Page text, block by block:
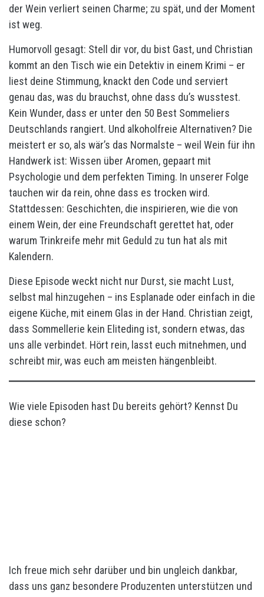
der Wein verliert seinen Charme; zu spät, und der Moment
ist weg.
Humorvoll gesagt: Stell dir vor, du bist Gast, und Christian
kommt an den Tisch wie ein Detektiv in einem Krimi – er
liest deine Stimmung, knackt den Code und serviert
genau das, was du brauchst, ohne dass du’s wusstest.
Kein Wunder, dass er unter den 50 Best Sommeliers
Deutschlands rangiert. Und alkoholfreie Alternativen? Die
meistert er so, als wär’s das Normalste – weil Wein für ihn
Handwerk ist: Wissen über Aromen, gepaart mit
Psychologie und dem perfekten Timing. In unserer Folge
tauchen wir da rein, ohne dass es trocken wird.
Stattdessen: Geschichten, die inspirieren, wie die von
einem Wein, der eine Freundschaft gerettet hat, oder
warum Trinkreife mehr mit Geduld zu tun hat als mit
Kalendern.
Diese Episode weckt nicht nur Durst, sie macht Lust,
selbst mal hinzugehen – ins Esplanade oder einfach in die
eigene Küche, mit einem Glas in der Hand. Christian zeigt,
dass Sommellerie kein Eliteding ist, sondern etwas, das
uns alle verbindet. Hört rein, lasst euch mitnehmen, und
schreibt mir, was euch am meisten hängenbleibt.
Wie viele Episoden hast Du bereits gehört? Kennst Du
diese schon?
Ich freue mich sehr darüber und bin ungleich dankbar,
dass uns ganz besondere Produzenten unterstützen und